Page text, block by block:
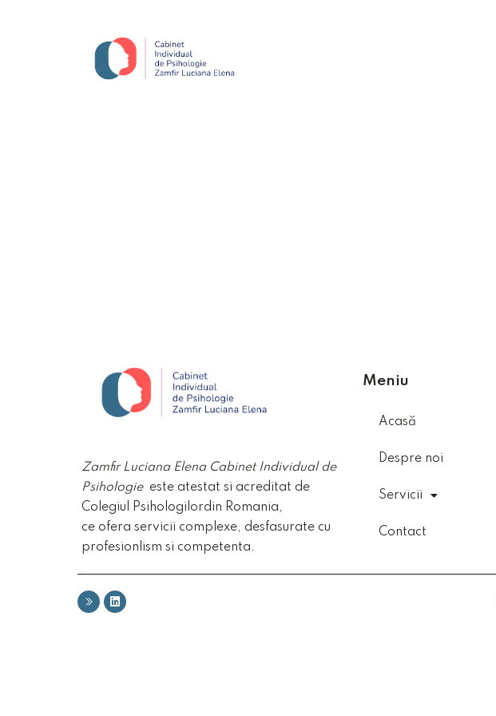
ZamfirLuciana Elena Cabinet Individual de
Psihologieeste atestat si acreditat de
Colegiul Psihologilordin Romania,
ce ofera servicii complexe, desfasurate cu
profesionlism si competenta.
Meniu
Acasă
Despre noi
Servicii
Contact